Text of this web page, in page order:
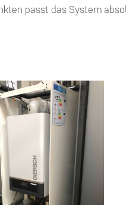
passt das System